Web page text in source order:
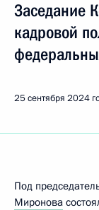
Заседание
кадровой
25 сентября 2024
Под
Миронова